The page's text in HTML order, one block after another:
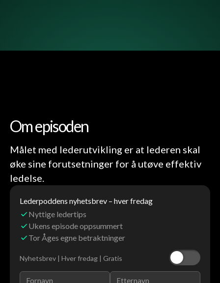
Om episoden
Målet med lederutvikling er at lederen skal
øke sine forutsetninger for å utøve effektiv
ledelse.
Lederpoddens nyhetsbrev – hver fredag
Nyttige ledertips
Ukens episode oppsummert
Tor Åges egne betraktninger
Nyhetsbrev | Hver fredag | Gratis